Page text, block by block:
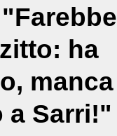
ha
a Sarri!"